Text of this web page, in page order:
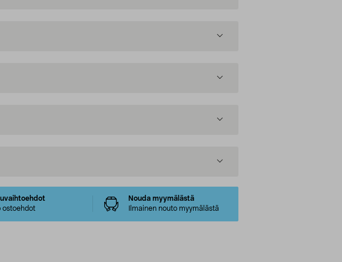
ostoehdot
Nouda myymälästä
Ilmainen nouto myymälästä